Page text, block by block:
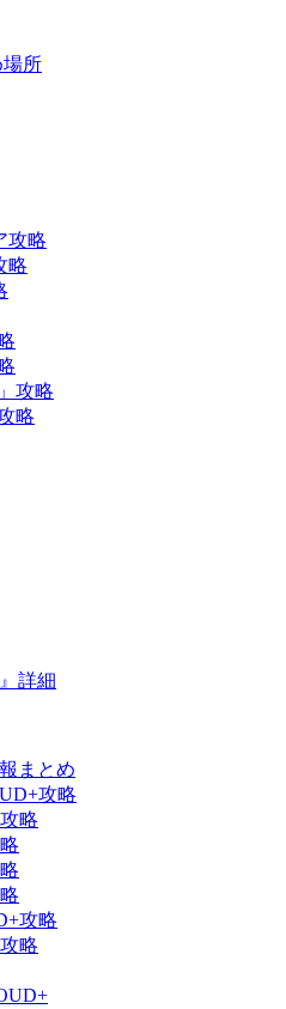
所
攻略
略
攻略
略
詳細
まとめ
攻略
略
攻略
略